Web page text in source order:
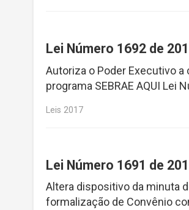
Lei Número 1692 de
Autoriza o Poder Executivo a
programa SEBRAE AQUI Lei
Leis 2017
Lei Número 1691 de
Altera dispositivo da minuta
formalização de Convênio